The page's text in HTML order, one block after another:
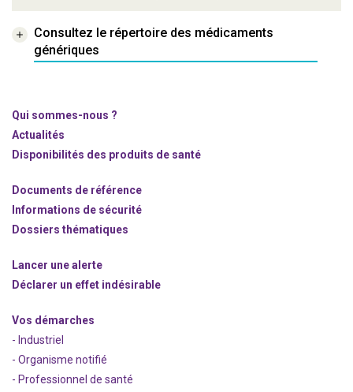
Consultez le répertoire des médicaments
génériques
Qui sommes-nous ?
Actualités
Disponibilités des produits de santé
Documents de référence
Informations de sécurité
Dossiers thématiques
Lancer une alerte
Déclarer un effet indésirable
Vos démarches
- Industriel
- Organisme notifié
- Professionnel de santé